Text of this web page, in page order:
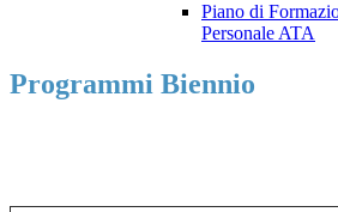
Piano di
Personale ATA
Programmi Biennio